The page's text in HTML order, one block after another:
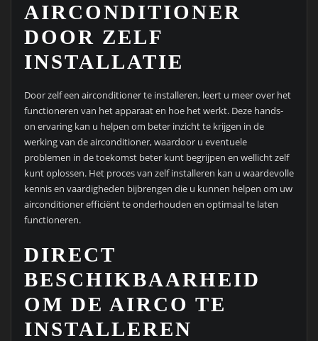
AIRCONDITIONER
DOOR ZELF
INSTALLATIE
Door zelf een airconditioner te installeren, leert u meer over het
functioneren van het apparaat en hoe het werkt. Deze hands-
on ervaring kan u helpen om beter inzicht te krijgen in de
werking van de airconditioner, waardoor u eventuele
problemen in de toekomst beter kunt begrijpen en wellicht zelf
kunt oplossen. Het proces van zelf installeren kan u waardevolle
kennis en vaardigheden bijbrengen die u kunnen helpen om uw
airconditioner efficiënt te onderhouden en optimaal te laten
functioneren.
DIRECT
BESCHIKBAARHEID
OM DE AIRCO TE
INSTALLEREN